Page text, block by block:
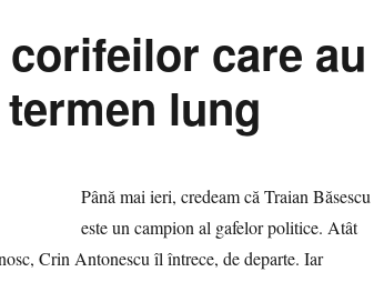
care au
lung
Până mai ieri, credeam că Traian Băsescu
este un campion al gafelor politice. Atât
Crin Antonescu îl întrece, de departe. Iar